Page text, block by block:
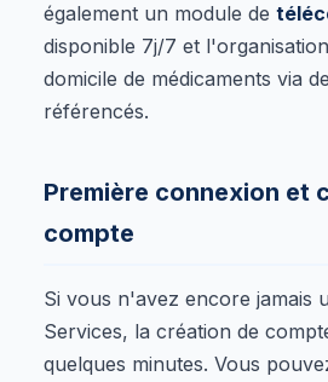
également un module de
disponible 7j/7 et
domicile de médicaments via
référencés.
Première connexion et
compte
Si vous n'avez encore jamais
Services, la création de
quelques minutes. Vous